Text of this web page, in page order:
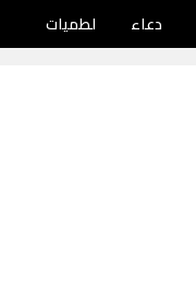
دعاء لطميات